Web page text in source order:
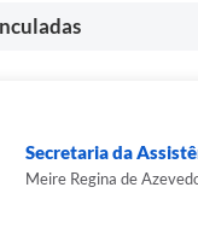
Secretaria da
Meire Regina de